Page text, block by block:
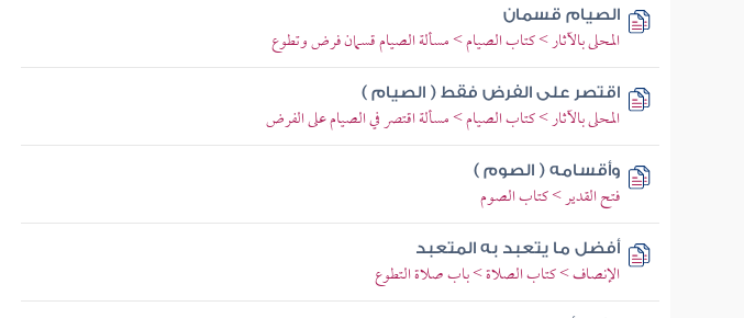
الصيام قسمان
المحلى بالآثار > كتاب الصيام > مسألة الصيام قسمان فرض وتطوع
اقتصر على الفرض فقط ( الصيام )
المحلى بالآثار > كتاب الصيام > مسألة اقتصر في الصيام على الفرض
وأقسامه ( الصوم )
فتح القدير > كتاب الصوم
أفضل ما يتعبد به المتعبد
الإنصاف > كتاب الصلاة > باب صلاة التطوع